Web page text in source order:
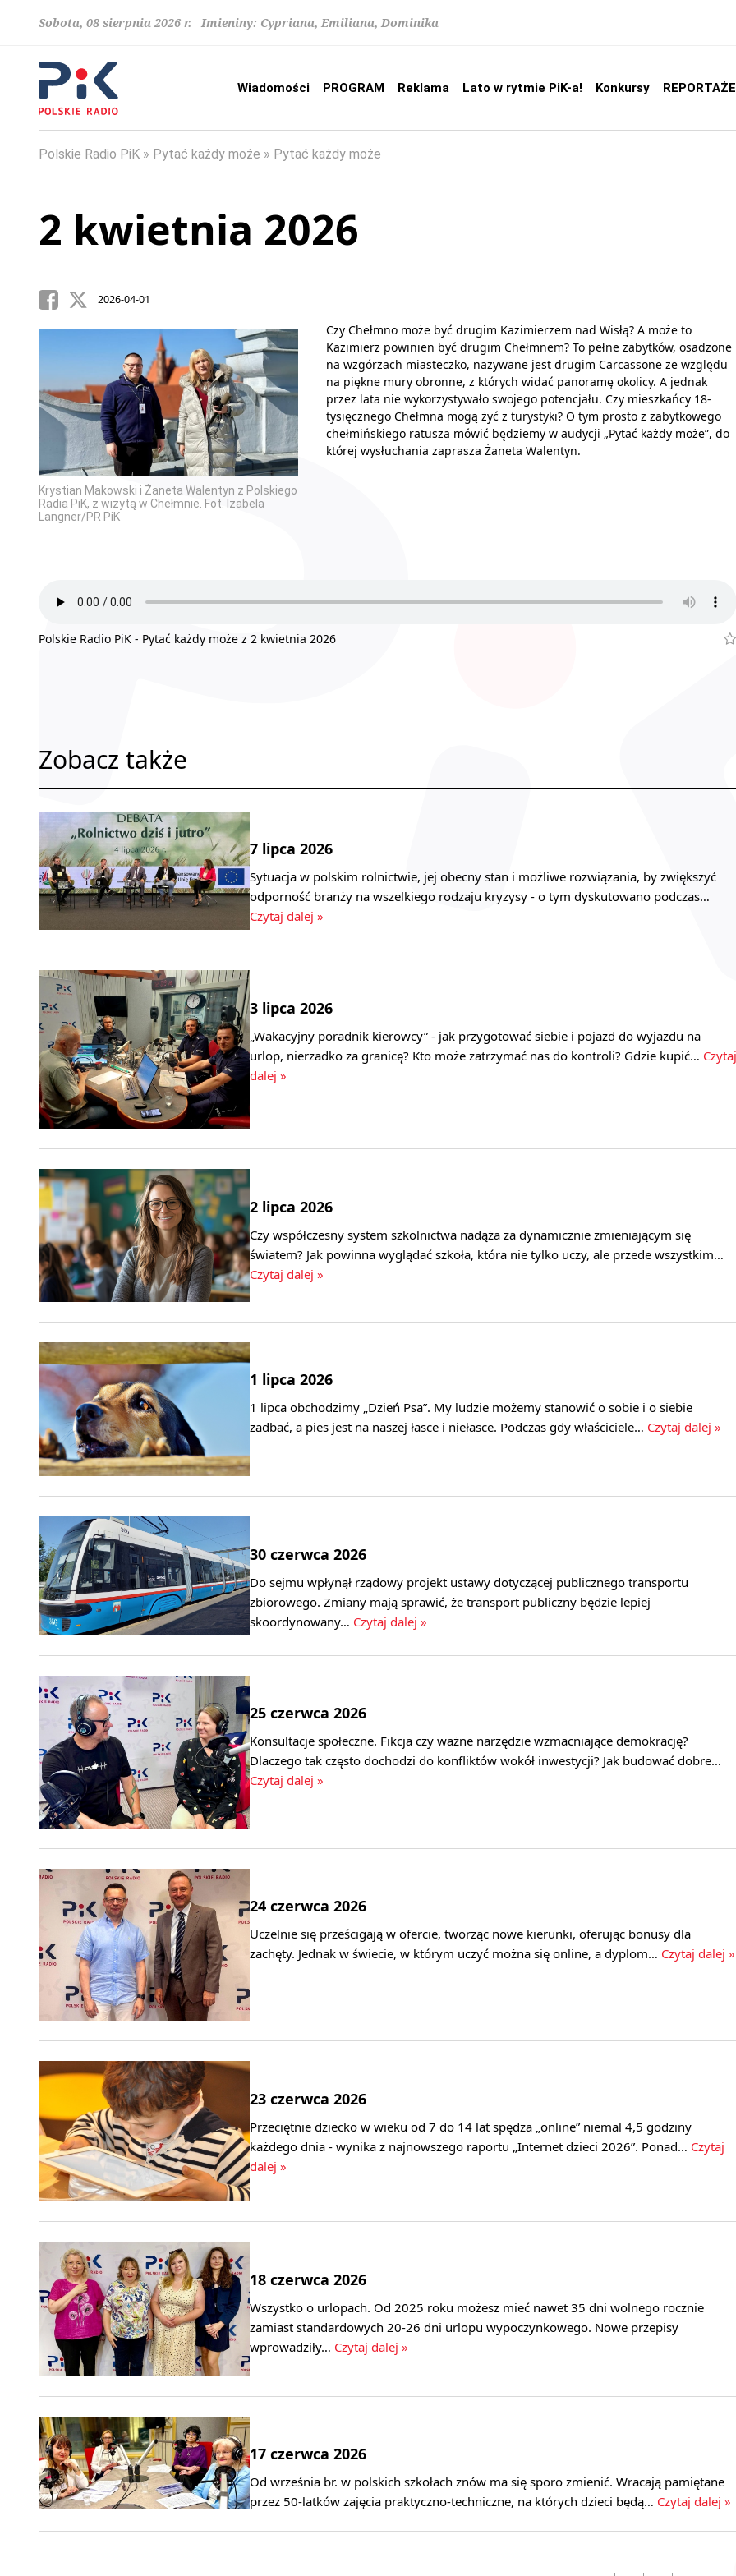
Sobota, 08 sierpnia 2026 r. Imieniny: Cypriana, Emiliana, Dominika
Wiadomości PROGRAM Reklama Lato w rytmie PiK-a! Konkursy REPORTAŻE
Polskie Radio PiK Pytać każdy może Pytać każdy może
2 kwietnia 2026
2026-04-01
Krystian Makowski i Żaneta Walentyn z Polskiego
Radia PiK, z wizytą w Chełmnie. Fot. Izabela
Langner/PR PiK
Czy Chełmno może być drugim Kazimierzem nad Wisłą? A może to
Kazimierz powinien być drugim Chełmnem? To pełne zabytków, osadzone
na wzgórzach miasteczko, nazywane jest drugim Carcassone ze względu
na piękne mury obronne, z których widać panoramę okolicy. A jednak
przez lata nie wykorzystywało swojego potencjału. Czy mieszkańcy 18-
tysięcznego Chełmna mogą żyć z turystyki? O tym prosto z zabytkowego
chełmińskiego ratusza mówić będziemy w audycji „Pytać każdy może”, do
której wysłuchania zaprasza Żaneta Walentyn.
Polskie Radio PiK - Pytać każdy może z 2 kwietnia 2026
Zobacz także
7 lipca 2026
Sytuacja w polskim rolnictwie, jej obecny stan i możliwe rozwiązania, by zwiększyć
odporność branży na wszelkiego rodzaju kryzysy - o tym dyskutowano podczas…
Czytaj dalej »
3 lipca 2026
„Wakacyjny poradnik kierowcy” - jak przygotować siebie i pojazd do wyjazdu na
urlop, nierzadko za granicę? Kto może zatrzymać nas do kontroli? Gdzie kupić… Czytaj
dalej »
2 lipca 2026
Czy współczesny system szkolnictwa nadąża za dynamicznie zmieniającym się
światem? Jak powinna wyglądać szkoła, która nie tylko uczy, ale przede wszystkim…
Czytaj dalej »
1 lipca 2026
1 lipca obchodzimy „Dzień Psa”. My ludzie możemy stanowić o sobie i o siebie
zadbać, a pies jest na naszej łasce i niełasce. Podczas gdy właściciele… Czytaj dalej »
30 czerwca 2026
Do sejmu wpłynął rządowy projekt ustawy dotyczącej publicznego transportu
zbiorowego. Zmiany mają sprawić, że transport publiczny będzie lepiej
skoordynowany… Czytaj dalej »
25 czerwca 2026
Konsultacje społeczne. Fikcja czy ważne narzędzie wzmacniające demokrację?
Dlaczego tak często dochodzi do konfliktów wokół inwestycji? Jak budować dobre…
Czytaj dalej »
24 czerwca 2026
Uczelnie się prześcigają w ofercie, tworząc nowe kierunki, oferując bonusy dla
zachęty. Jednak w świecie, w którym uczyć można się online, a dyplom… Czytaj dalej »
23 czerwca 2026
Przeciętnie dziecko w wieku od 7 do 14 lat spędza „online” niemal 4,5 godziny
każdego dnia - wynika z najnowszego raportu „Internet dzieci 2026”. Ponad… Czytaj
dalej »
18 czerwca 2026
Wszystko o urlopach. Od 2025 roku możesz mieć nawet 35 dni wolnego rocznie
zamiast standardowych 20-26 dni urlopu wypoczynkowego. Nowe przepisy
wprowadziły… Czytaj dalej »
17 czerwca 2026
Od września br. w polskich szkołach znów ma się sporo zmienić. Wracają pamiętane
przez 50-latków zajęcia praktyczno-techniczne, na których dzieci będą… Czytaj dalej »